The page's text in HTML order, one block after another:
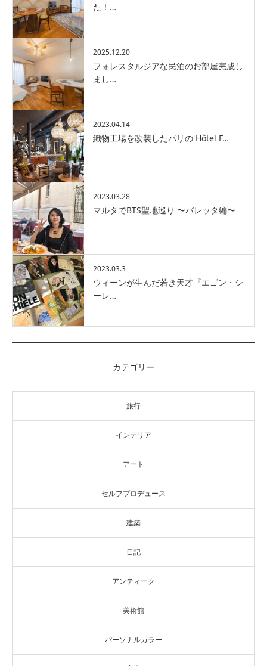
た！…
2025.12.20
フォレスタルジアな民泊のお部屋完成し
まし…
2023.04.14
織物工場を改装したパリの Hôtel F…
2023.03.28
マルタでBTS聖地巡り 〜バレッタ編〜
2023.03.3
ウィーンが生んだ若き天才『エゴン・シ
ーレ…
カテゴリー
旅行
インテリア
アート
セルフプロデュース
建築
日記
アンティーク
美術館
パーソナルカラー